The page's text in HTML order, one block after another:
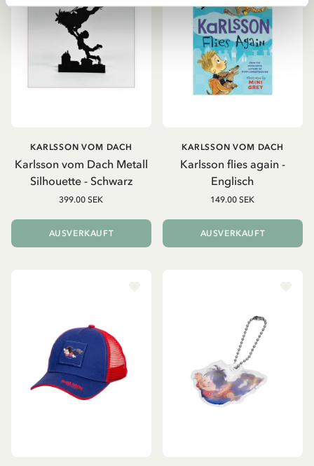
Karlsson vom Dach Metall
Silhouette - Schwarz
KARLSSON VOM DACH
399.00 SEK
AUSVERKAUFT
Karlsson flies again -
Englisch
KARLSSON VOM DACH
149.00 SEK
AUSVERKAUFT